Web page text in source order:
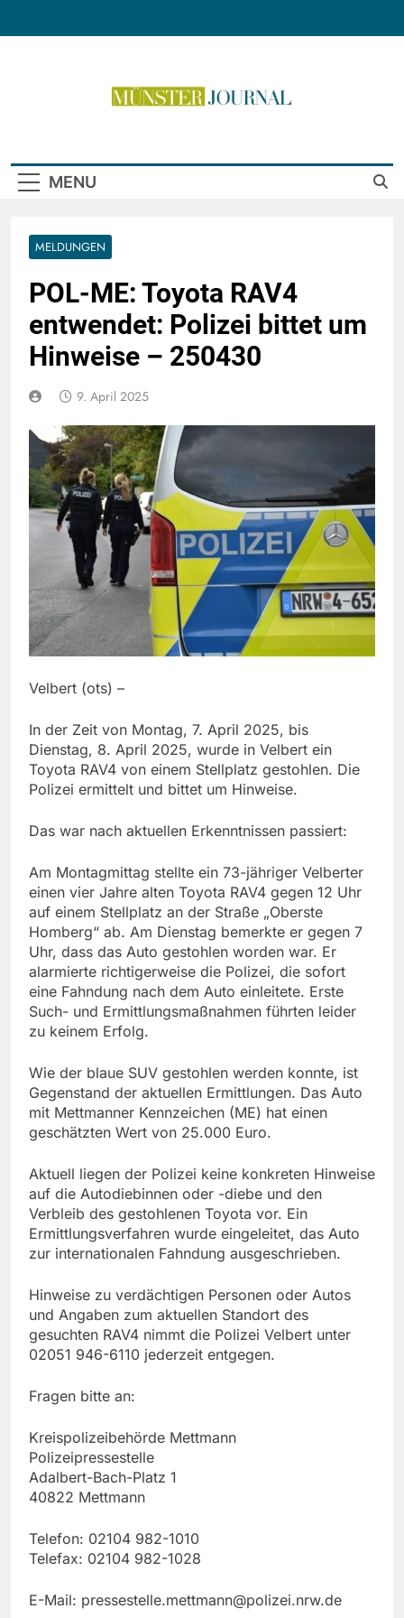
MENU
MELDUNGEN
POL-ME: Toyota RAV4
entwendet: Polizei bittet um
Hinweise – 250430
9. April 2025
Velbert (ots) –
In der Zeit von Montag, 7. April 2025, bis
Dienstag, 8. April 2025, wurde in Velbert ein
Toyota RAV4 von einem Stellplatz gestohlen. Die
Polizei ermittelt und bittet um Hinweise.
Das war nach aktuellen Erkenntnissen passiert:
Am Montagmittag stellte ein 73-jähriger Velberter
einen vier Jahre alten Toyota RAV4 gegen 12 Uhr
auf einem Stellplatz an der Straße „Oberste
Homberg“ ab. Am Dienstag bemerkte er gegen 7
Uhr, dass das Auto gestohlen worden war. Er
alarmierte richtigerweise die Polizei, die sofort
eine Fahndung nach dem Auto einleitete. Erste
Such- und Ermittlungsmaßnahmen führten leider
zu keinem Erfolg.
Wie der blaue SUV gestohlen werden konnte, ist
Gegenstand der aktuellen Ermittlungen. Das Auto
mit Mettmanner Kennzeichen (ME) hat einen
geschätzten Wert von 25.000 Euro.
Aktuell liegen der Polizei keine konkreten Hinweise
auf die Autodiebinnen oder -diebe und den
Verbleib des gestohlenen Toyota vor. Ein
Ermittlungsverfahren wurde eingeleitet, das Auto
zur internationalen Fahndung ausgeschrieben.
Hinweise zu verdächtigen Personen oder Autos
und Angaben zum aktuellen Standort des
gesuchten RAV4 nimmt die Polizei Velbert unter
02051 946-6110 jederzeit entgegen.
Fragen bitte an:
Kreispolizeibehörde Mettmann
Polizeipressestelle
Adalbert-Bach-Platz 1
40822 Mettmann
Telefon: 02104 982-1010
Telefax: 02104 982-1028
E-Mail: pressestelle.mettmann@polizei.nrw.de